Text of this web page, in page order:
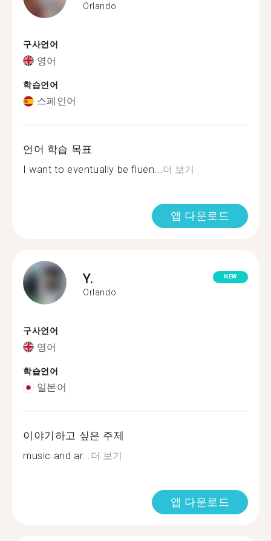
Orlando
구사언어
영어
학습언어
스페인어
언어 학습 목표
I want to eventually be fluen...더 보기
앱 다운로드
Y.
Orlando
NEW
구사언어
영어
학습언어
일본어
이야기하고 싶은 주제
music and ar...더 보기
앱 다운로드